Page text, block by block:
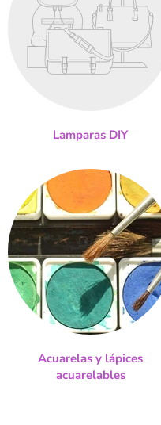
Lamparas DIY
Acuarelas y lápices
acuarelables